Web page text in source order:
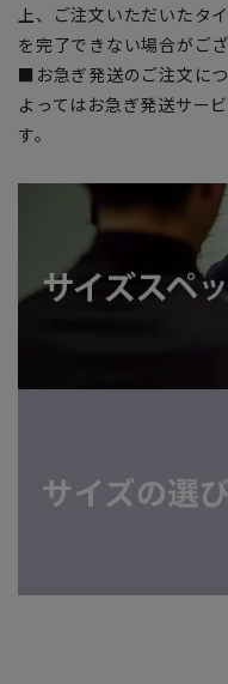
上、ご注文いただいたタ
を完了できない場合がご
■お急ぎ発送のご注文に
よってはお急ぎ発送サー
す。